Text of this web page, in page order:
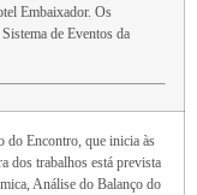
Embaixador. Os
de Eventos da
do Encontro, que inicia às
dos trabalhos está prevista
Análise do Balanço do